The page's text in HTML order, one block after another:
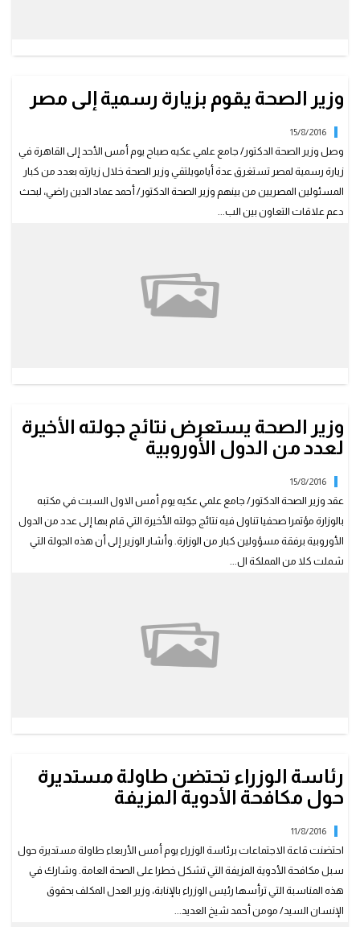
وزير الصحة يقوم بزيارة رسمية إلى مصر
15/8/2016
وصل وزير الصحة الدكتور/ جامع علمي عكيه صباح يوم أمس الأحد إلى القاهرة في
زيارة رسمية لمصر تستغرق عدة أيامويلتقي وزير الصحة خلال زيارته بعدد من كبار
المسئولين المصريين من بينهم وزير الصحة الدكتور/ أحمد عماد الدين راضي، لبحث
دعم علاقات التعاون بين الب...
وزير الصحة يستعرض نتائج جولته الأخيرة
لعدد من الدول الأوروبية
15/8/2016
عقد وزير الصحة الدكتور/ جامع علمي عكيه يوم أمس الاول السبت في مكتبه
بالوزارة مؤتمرا صحفيا تناول فيه نتائج جولته الأخيرة التي قام بها إلى عدد من الدول
الأوروبية برفقة مسؤولين كبار من الوزارة. وأشار الوزير إلى أن هذه الجولة التي
شملت كلا من المملكة ال...
رئاسة الوزراء تحتضن طاولة مستديرة
حول مكافحة الأدوية المزيفة
11/8/2016
احتضنت قاعة الاجتماعات برئاسة الوزراء يوم أمس الأربعاء طاولة مستديرة حول
سبل مكافحة الأدوية المزيفة التي تشكل خطرا على الصحة العامة. وشارك في
هذه المناسبة التي ترأسها رئيس الوزراء بالإنابة، وزير العدل المكلف بحقوق
الإنسان السيد/ مومن أحمد شيخ العديد...